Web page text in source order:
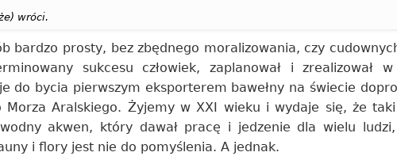
wróci.
bardzo prosty, bez zbędnego moralizowania, czy
sukcesu człowiek, zaplanował i zrealizował
do bycia pierwszym eksporterem bawełny na świecie
Morza Aralskiego. Żyjemy w XXI wieku i wydaje się, że
akwen, który dawał pracę i jedzenie dla wielu
i flory jest nie do pomyślenia. A jednak.